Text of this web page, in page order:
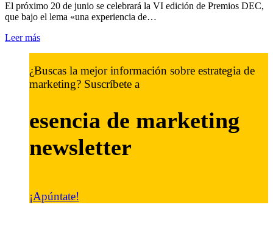
El próximo 20 de junio se celebrará la VI edición de Premios DEC,
que bajo el lema «una experiencia de…
Leer más
¿Buscas la mejor información sobre estrategia de
marketing? Suscríbete a
esencia de marketing
newsletter
¡Apúntate!